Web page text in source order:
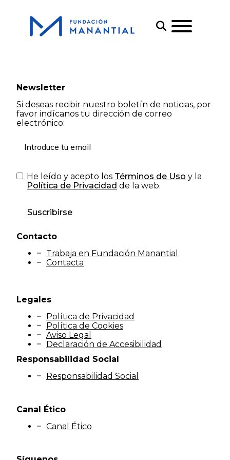
Newsletter
Si deseas recibir nuestro boletín de noticias, por
favor indícanos tu dirección de correo
electrónico:
He leído y acepto los Términos de Uso y la
Política de Privacidad de la web.
Suscribirse
Contacto
Trabaja en Fundación Manantial
Contacta
Legales
Política de Privacidad
Política de Cookies
Aviso Legal
Declaración de Accesibilidad
Responsabilidad Social
Responsabilidad Social
Canal Ético
Canal Ético